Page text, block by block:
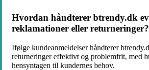
Hvordan håndterer btrendy.dk
reklamationer eller returneringer?
Ifølge kundeanmeldelser håndterer
returneringer effektivt og problemfrit, med
hensyntagen til kundernes behov.